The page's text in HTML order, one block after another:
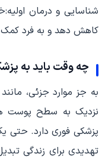
شناسایی و درمان
کاهش دهد و به فرد کمک
چه وقت باید به
به جز موارد جزئی،
نزدیک به سطح پوست
پزشکی فوری دارد. حتی
تهدیدی برای زندگی